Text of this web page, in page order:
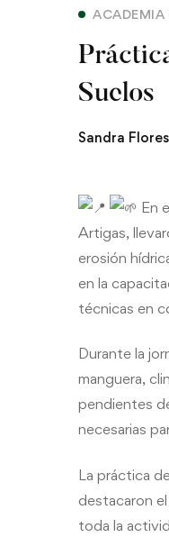
ACADEMIA
Suelos
Sandra Flores
En
Artigas,
erosión
en la
técnicas en
Durante la
manguera,
pendientes
necesarias
La práctica
destacaron
toda la